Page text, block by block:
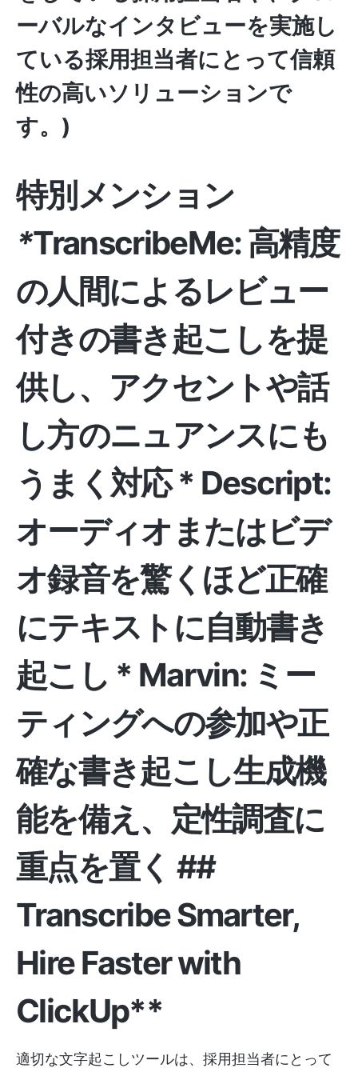
ーバルなインタビューを実施し
ている採用担当者にとって信頼
性の高いソリューションで
す。)
特別メンション
*TranscribeMe:高精度
の人間によるレビュー
付きの書き起こしを提
供し、アクセントや話
し方のニュアンスにも
うまく対応 * Descript:
オーディオまたはビデ
オ録音を驚くほど正確
にテキストに自動書き
起こし * Marvin: ミー
ティングへの参加や正
確な書き起こし生成機
能を備え、定性調査に
重点を置く ##
Transcribe Smarter,
Hire Faster with
ClickUp**
適切な文字起こしツールは、採用担当者にとって